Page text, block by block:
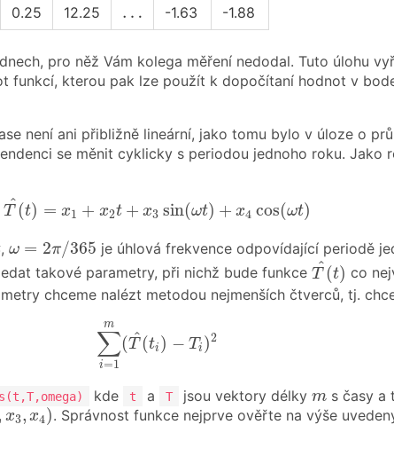
0.25 12.25 …
… -1.63 -1.88
pro něž Vám kolega měření nedodal. Tuto úlohu
funkcí, kterou pak lze použít k dopočítaní hodnot v
není ani přibližně lineární, jako tomu bylo v úloze o
se měnit cyklicky s periodou jednoho roku. Jako
^
T (t) = x1 + x2t + x3 sin(ωt) + x4 cos(ωt)
T ^( sin ω + ω
, ω = 2π/365
ω 2π/ 365 je úhlová frekvence odpovídající periodě
takové parametry, při nichž bude funkce ^
T (t)
T^(t)
co
chceme nalézt metodou nejmenších čtverců, tj.
m
∑
i=1
( ^
T (ti ) − Ti )2
∑i=
kde t a T jsou vektory délky m
m s časy a
x3, x4)
,x 3 ,x4). Správnost funkce nejprve ověřte na výše